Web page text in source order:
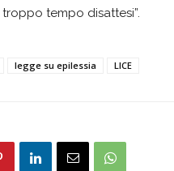
tempo disattesi”.
legge su epilessia LICE